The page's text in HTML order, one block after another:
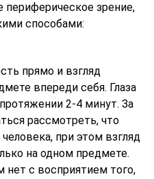
периферическое зрение,
способами:
прямо и взгляд
впереди себя. Глаза
2-4 минут. За
рассмотреть, что
при этом взгляд
на одном предмете.
нет с восприятием того,